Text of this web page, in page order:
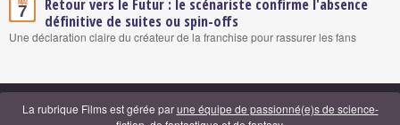
7
Retour vers le Futur : le scénariste confirme l'absence
définitive de suites ou spin-offs
Une déclaration claire du créateur de la franchise pour rassurer les fans
La rubrique Films est gérée parune équipe de passionné(e)s de science-